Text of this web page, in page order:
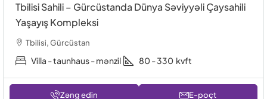
Tbilisi Sahili – Gürcüstanda Dünya Səviyyəli Çaysahili
Yaşayış Kompleksi
Tbilisi, Gürcüstan
Villa - taunhaus - mənzil 80 - 330 kvft
Zəng edin E-poçt